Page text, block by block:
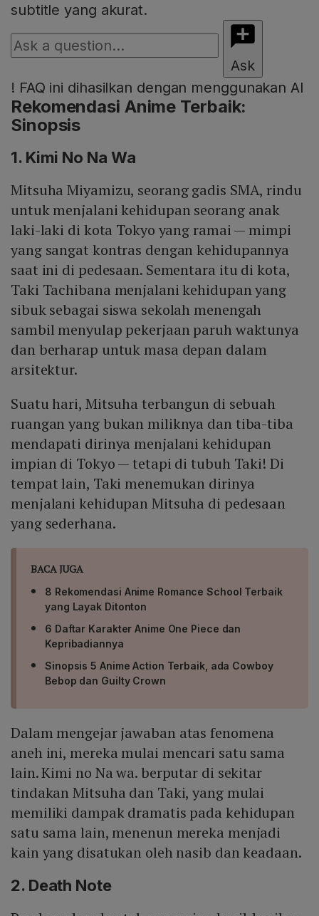
subtitle yang akurat.
Ask
! FAQ ini dihasilkan dengan menggunakan AI
Rekomendasi Anime Terbaik:
Sinopsis
1. Kimi No Na Wa
Mitsuha Miyamizu, seorang gadis SMA, rindu
untuk menjalani kehidupan seorang anak
laki-laki di kota Tokyo yang ramai — mimpi
yang sangat kontras dengan kehidupannya
saat ini di pedesaan. Sementara itu di kota,
Taki Tachibana menjalani kehidupan yang
sibuk sebagai siswa sekolah menengah
sambil menyulap pekerjaan paruh waktunya
dan berharap untuk masa depan dalam
arsitektur.
Suatu hari, Mitsuha terbangun di sebuah
ruangan yang bukan miliknya dan tiba-tiba
mendapati dirinya menjalani kehidupan
impian di Tokyo — tetapi di tubuh Taki! Di
tempat lain, Taki menemukan dirinya
menjalani kehidupan Mitsuha di pedesaan
yang sederhana.
BACA JUGA
8 Rekomendasi Anime Romance School Terbaik
yang Layak Ditonton
6 Daftar Karakter Anime One Piece dan
Kepribadiannya
Sinopsis 5 Anime Action Terbaik, ada Cowboy
Bebop dan Guilty Crown
Dalam mengejar jawaban atas fenomena
aneh ini, mereka mulai mencari satu sama
lain. Kimi no Na wa. berputar di sekitar
tindakan Mitsuha dan Taki, yang mulai
memiliki dampak dramatis pada kehidupan
satu sama lain, menenun mereka menjadi
kain yang disatukan oleh nasib dan keadaan.
2. Death Note